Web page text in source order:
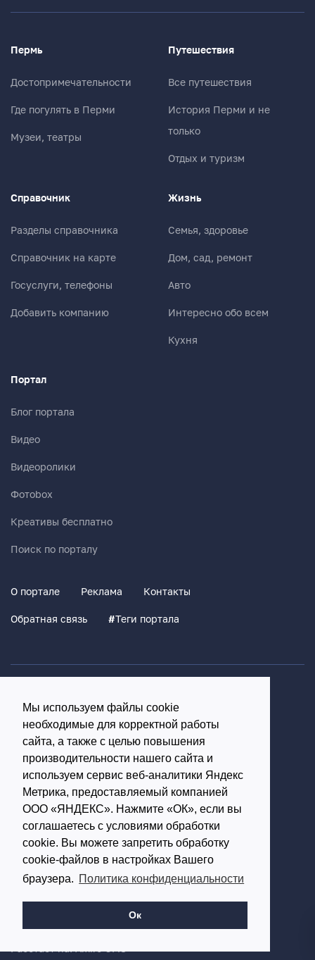
Мы используем файлы cookie
необходимые для корректной работы
сайта, а также с целью повышения
производительности нашего сайта и
используем сервис веб-аналитики Яндекс
Метрика, предоставляемый компанией
ООО «ЯНДЕКС». Нажмите «ОК», если вы
соглашаетесь с условиями обработки
cookie. Вы можете запретить обработку
cookie-файлов в настройках Вашего
браузера. Политика конфиденциальности
Ок
Пермь
Достопримечательности
Где погулять в Перми
Музеи, театры
Путешествия
Все путешествия
История Перми и не
только
Отдых и туризм
Справочник
Разделы справочника
Справочник на карте
Госуслуги, телефоны
Добавить компанию
Жизнь
Семья, здоровье
Дом, сад, ремонт
Авто
Интересно обо всем
Кухня
Портал
Блог портала
Видео
Видеоролики
Фотоbox
Креативы бесплатно
Поиск по порталу
О портале Реклама Контакты
Обратная связь #Теги портала
Согласие на обработку персональных данных
© Использование материалов возможно только с
письменного разрешения администрации портала
Редакция портала:
Обратиться в Макс
Обратиться в Телеграм
614002, г.Пермь,
ул. Чернышевского, д.28,